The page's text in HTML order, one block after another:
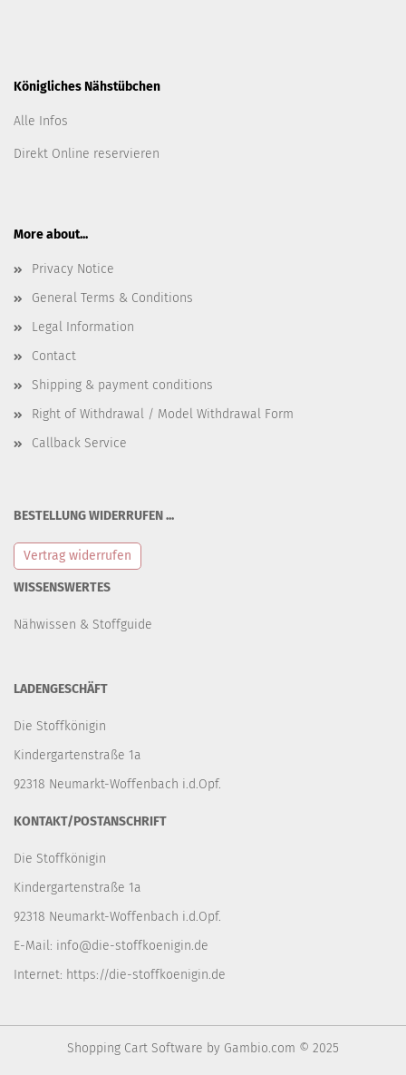
Königliches Nähstübchen
Alle Infos
Direkt Online reservieren
More about...
Privacy Notice
General Terms & Conditions
Legal Information
Contact
Shipping & payment conditions
Right of Withdrawal / Model Withdrawal Form
Callback Service
BESTELLUNG WIDERRUFEN ...
Vertrag widerrufen
WISSENSWERTES
Nähwissen & Stoffguide
LADENGESCHÄFT
Die Stoffkönigin
Kindergartenstraße 1a
92318 Neumarkt-Woffenbach i.d.Opf.
KONTAKT/POSTANSCHRIFT
Die Stoffkönigin
Kindergartenstraße 1a
92318 Neumarkt-Woffenbach i.d.Opf.
E-Mail: info@die-stoffkoenigin.de
Internet: https://die-stoffkoenigin.de
Shopping Cart Software by Gambio.com © 2025